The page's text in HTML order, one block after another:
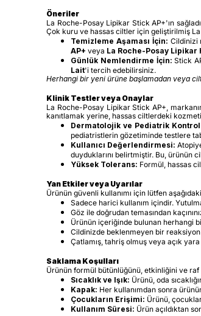
Öneriler
La Roche-Posay Lipikar Stick AP+'ın
Çok kuru ve hassas ciltler için geliştirilmiş
Temizleme Aşaması İçin: Cildinizi
AP+ veya La Roche-Posay Lipikar
Günlük Nemlendirme İçin: Stick
Lait'i tercih edebilirsiniz.
Herhangi bir yeni ürüne başlamadan veya
Klinik Testler veya Onaylar
La Roche-Posay Lipikar Stick AP+,
kanıtlamak yerine, hassas ciltlerdeki
Dermatolojik ve Pediatrik
pediatristlerin gözetiminde testlere
Kullanıcı Değerlendirmesi:
duyduklarını belirtmiştir. Bu, ürünün
Yüksek Tolerans: Formül, hassas
Yan Etkiler veya Uyarılar
Ürünün güvenli kullanımı için lütfen
Sadece harici kullanım içindir.
Göz ile doğrudan temasından
Ürünün içeriğinde bulunan herhangi
Cildinizde beklenmeyen bir reaksiyon
Çatlamış, tahriş olmuş veya açık
Saklama Koşulları
Ürünün formül bütünlüğünü, etkinliğini ve
Sıcaklık ve Işık: Ürünü, oda
Kapak: Her kullanımdan sonra
Çocukların Erişimi: Ürünü,
Kullanım Süresi: Ürün açıldıktan